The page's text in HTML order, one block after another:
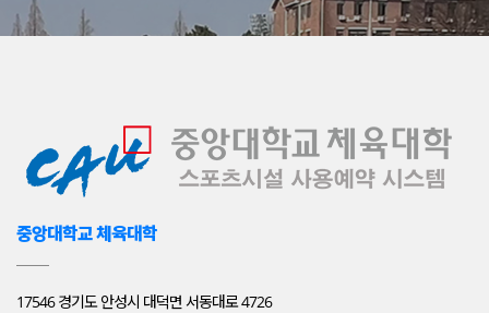
중앙대학교 체육대학
17546 경기도 안성시 대덕면 서동대로 4726